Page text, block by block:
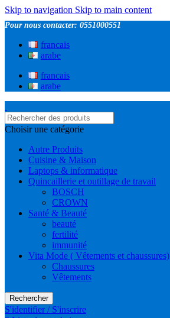
Skip to navigation Skip to main content
Pour nous contacter: 0551000551
francais
arabe
francais
arabe
Choisir une catégorie
Autre Produits
Cuisine & Maison
Laptops & informatique
Quincaillerie et outillage de travail
BOSCH
CROWN
Santé & Beauté
beauté
fertilité
immunité
Vita Mode ( Vêtements et chaussures)
Chaussures
Vêtements
Rechercher
S'identifier / S'inscrire